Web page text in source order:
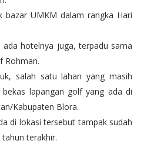
bazar UMKM dalam rangka Hari
hotelnya juga, terpadu sama
Rohman.
salah satu lahan yang masih
lapangan golf yang ada di
Kabupaten Blora.
di lokasi tersebut tampak sudah
terakhir.